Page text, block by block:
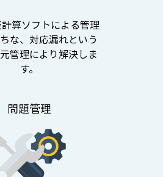
算ソフトによる管理
な、対応漏れという
管理により解決しま
す。
問題管理